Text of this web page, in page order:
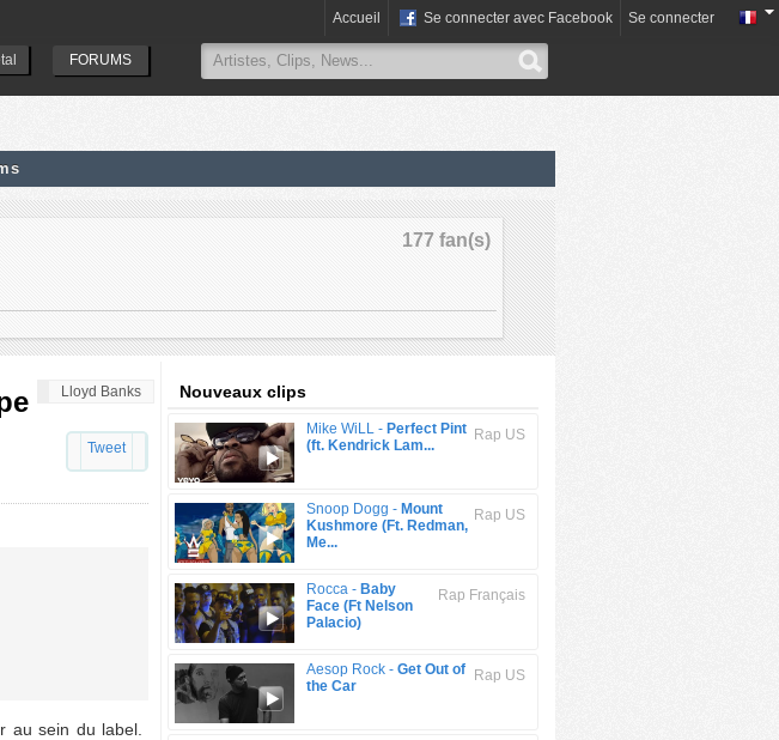
FORUMS
Accueil Se connecter avec Facebook Se connecter
177 fan(s)
Lloyd Banks
Tweet
au sein du label.
Nouveaux clips
Rap US
Mike WiLL - Perfect Pint
(ft. Kendrick Lam...
Rap US
Snoop Dogg - Mount
Kushmore (Ft. Redman,
Me...
Rap Français
Rocca - Baby
Face (Ft Nelson
Palacio)
Rap US
Aesop Rock - Get Out of
the Car